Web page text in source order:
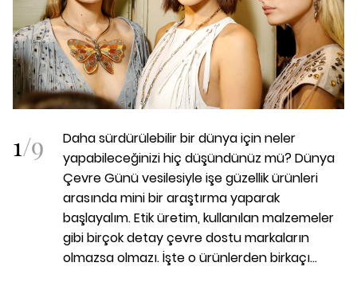
1/9
Daha sürdürülebilir bir dünya için neler
yapabileceğinizi hiç düşündünüz mü? Dünya
Çevre Günü vesilesiyle işe güzellik ürünleri
arasında mini bir araştırma yaparak
başlayalım. Etik üretim, kullanılan malzemeler
gibi birçok detay çevre dostu markaların
olmazsa olmazı. İşte o ürünlerden birkaçı...